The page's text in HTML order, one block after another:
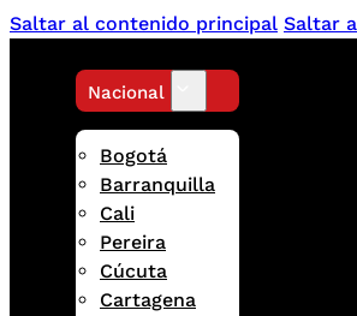
Saltar al contenido principal Saltar
Nacional
Bogotá
Barranquilla
Cali
Pereira
Cúcuta
Cartagena